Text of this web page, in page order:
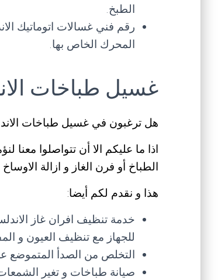
الطبخ.
رقم فني غسالات اتوماتيك
المحرك الخاص بها.
غسيل طباخات
هل ترغبون في غسيل طباخات
اذا ما عليكم الا أن تتواصلوا
الطباخ أو فرن الغاز و ازالة
هذا و نقدم لكم أيضا:
خدمة تنظيف افران غاز
للجهاز مع تنظيف العيون و
التخلص من الصدأ المتموضع
صيانة طباخات و تغير